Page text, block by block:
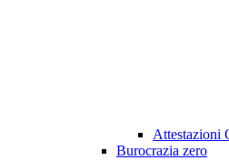
Attestazioni
Burocrazia zero